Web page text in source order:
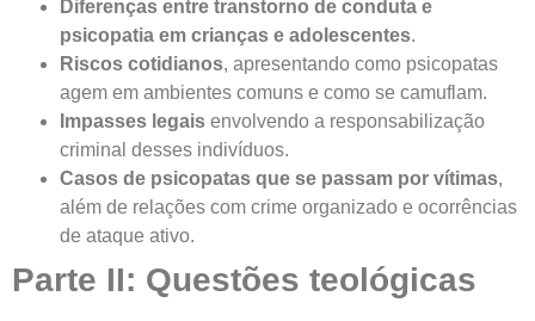
Diferenças entre transtorno de conduta e
psicopatia em crianças e adolescentes.
Riscos cotidianos, apresentando como psicopatas
agem em ambientes comuns e como se camuflam.
Impasses legais envolvendo a responsabilização
criminal desses indivíduos.
Casos de psicopatas que se passam por vítimas,
além de relações com crime organizado e ocorrências
de ataque ativo.
Parte II: Questões teológicas